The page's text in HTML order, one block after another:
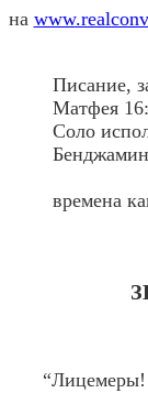
на
Писание,
Матфея
Соло
времена
“Лицемеры!